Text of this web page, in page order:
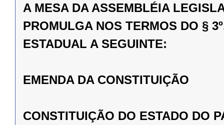
A MESA DA ASSEMBLÉIA
PROMULGA NOS TERMOS DO §
ESTADUAL A SEGUINTE:
EMENDA DA CONSTITUIÇÃO
CONSTITUIÇÃO DO ESTADO DO